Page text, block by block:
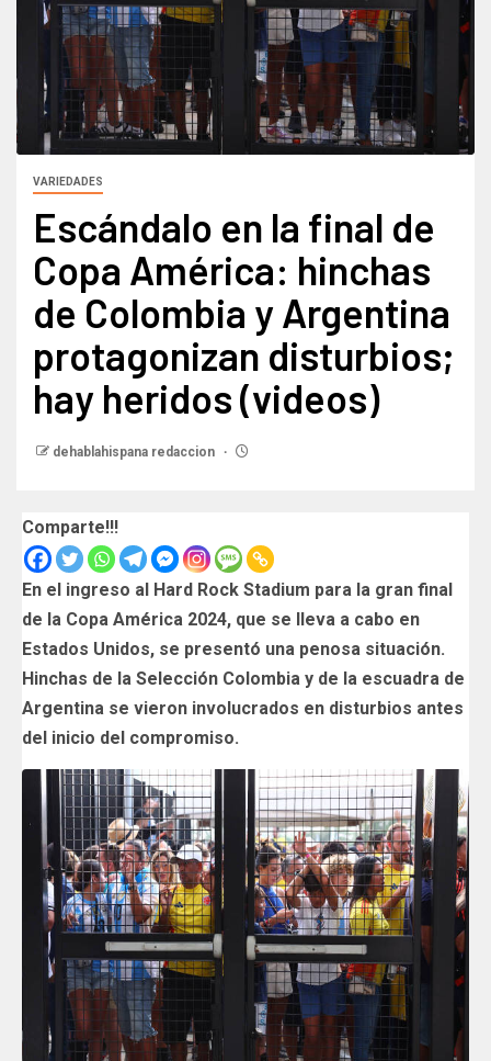
VARIEDADES
Escándalo en la final de
Copa América: hinchas
de Colombia y Argentina
protagonizan disturbios;
hay heridos (videos)
dehablahispana redaccion
Comparte!!!
En el ingreso al Hard Rock Stadium para la gran final
de la Copa América 2024, que se lleva a cabo en
Estados Unidos, se presentó una penosa situación.
Hinchas de la Selección Colombia y de la escuadra de
Argentina se vieron involucrados en disturbios antes
del inicio del compromiso.